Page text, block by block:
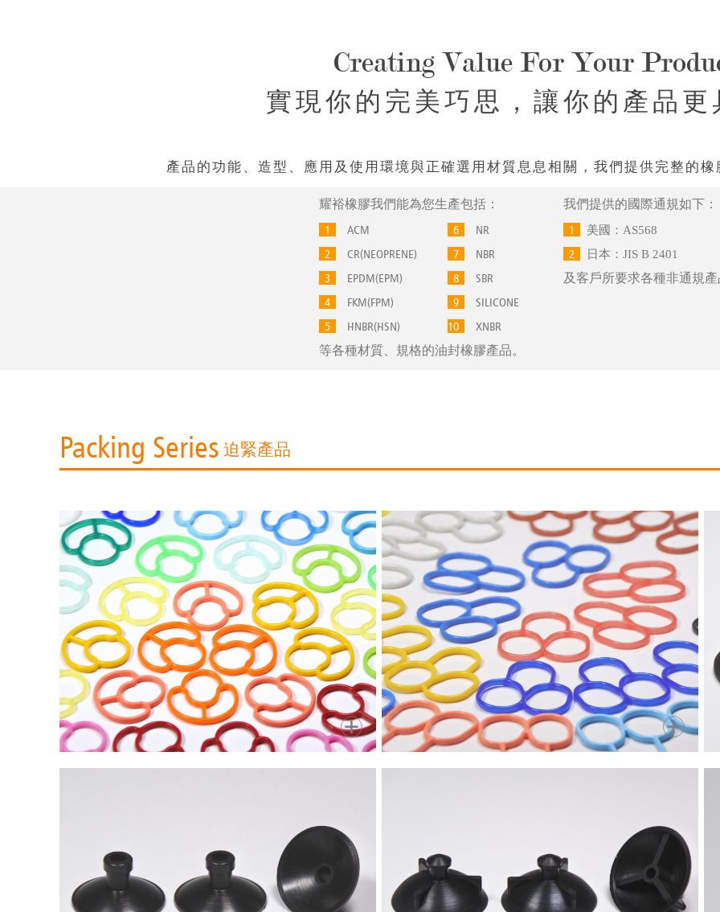
Creating Value For Your
實現你的完美巧思，讓你的產品
產品的功能、造型、應用及使用環境與正確選用材質息息相關，我們提供完整的
耀裕橡膠我們能為您生產包括：
1
ACM 6
NR
2
CR(NEOPRENE) 7
NBR
3
EPDM(EPM) 8
SBR
4
FKM(FPM) 9
SILICONE
5
HNBR(HSN) 10
XNBR
等各種材質、規格的油封橡膠產品。
我們提供的國際通規如下：
1
美國：AS568
2 日本：JIS B 2401
及客戶所要求各種非通規
Packing Series 迫緊產品